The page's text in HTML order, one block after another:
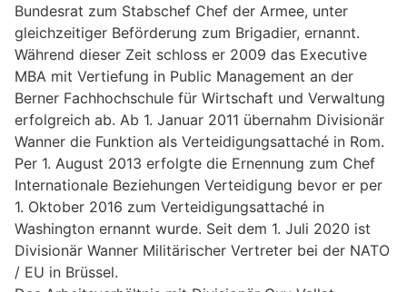
Bundesrat zum Stabschef Chef der Armee, unter
gleichzeitiger Beförderung zum Brigadier, ernannt.
Während dieser Zeit schloss er 2009 das Executive
MBA mit Vertiefung in Public Management an der
Berner Fachhochschule für Wirtschaft und Verwaltung
erfolgreich ab. Ab 1. Januar 2011 übernahm Divisionär
Wanner die Funktion als Verteidigungsattaché in Rom.
Per 1. August 2013 erfolgte die Ernennung zum Chef
Internationale Beziehungen Verteidigung bevor er per
1. Oktober 2016 zum Verteidigungsattaché in
Washington ernannt wurde. Seit dem 1. Juli 2020 ist
Divisionär Wanner Militärischer Vertreter bei der NATO
/ EU in Brüssel.